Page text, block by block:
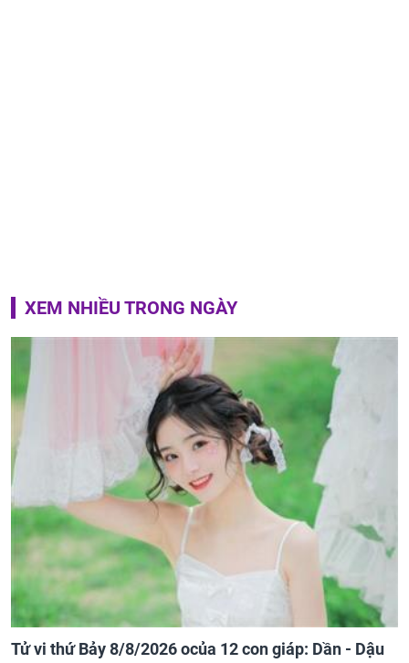
XEM NHIỀU TRONG NGÀY
Tử vi thứ Bảy 8/8/2026 ocủa 12 con giáp: Dần - Dậu